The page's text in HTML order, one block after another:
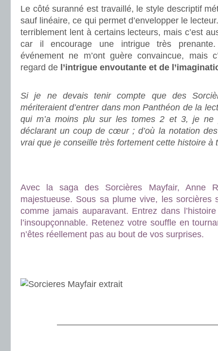
Le côté suranné est travaillé, le style descriptif
sauf linéaire, ce qui permet d’envelopper le
terriblement lent à certains lecteurs, mais c’est
car il encourage une intrigue très prenante.
événement ne m’ont guère convaincue, mais
regard de l’intrigue envoutante et de
Si je ne devais tenir compte que des
mériteraient d’entrer dans mon Panthéon de la
qui m’a moins plu sur les tomes 2 et 3, je ne
déclarant un coup de cœur ; d’où la notation
vrai que je conseille très fortement cette histoire à
Avec la saga des Sorcières Mayfair, Anne
majestueuse. Sous sa plume vive, les sorcières
comme jamais auparavant. Entrez dans
l’insoupçonnable. Retenez votre souffle en
n’êtes réellement pas au bout de vos surprises.